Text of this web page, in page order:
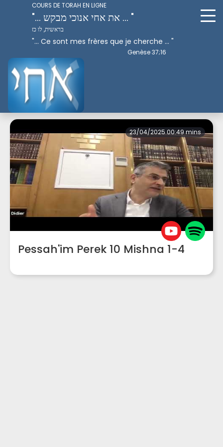
COURS DE TORAH EN LIGNE
"... את אחי אנוכי מבקש ... "
בראשית, לו כז
"... Ce sont mes frères que je cherche ... "
Genèse 37;16
Perek 10
23/04/2025 00:49 mins
Pessah'im Perek 10 Mishna 1-4